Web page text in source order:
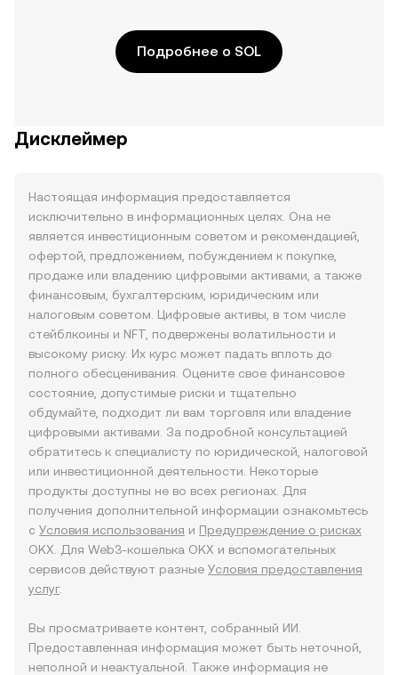
Подробнее о SOL
Дисклеймер
Настоящая информация предоставляется
исключительно в информационных целях. Она не
является инвестиционным советом и рекомендацией,
офертой, предложением, побуждением к покупке,
продаже или владению цифровыми активами, а также
финансовым, бухгалтерским, юридическим или
налоговым советом. Цифровые активы, в том числе
стейблкоины и NFT, подвержены волатильности и
высокому риску. Их курс может падать вплоть до
полного обесценивания. Оцените свое финансовое
состояние, допустимые риски и тщательно
обдумайте, подходит ли вам торговля или владение
цифровыми активами. За подробной консультацией
обратитесь к специалисту по юридической, налоговой
или инвестиционной деятельности. Некоторые
продукты доступны не во всех регионах. Для
получения дополнительной информации ознакомьтесь
с Условия использования и Предупреждение о рисках
OKX. Для Web3-кошелька OKX и вспомогательных
сервисов действуют разные Условия предоставления
услуг.
Вы просматриваете контент, собранный ИИ.
Предоставленная информация может быть неточной,
неполной и неактуальной. Также информация не